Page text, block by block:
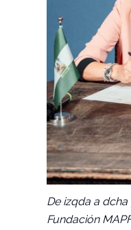
De izqda a
Fundación